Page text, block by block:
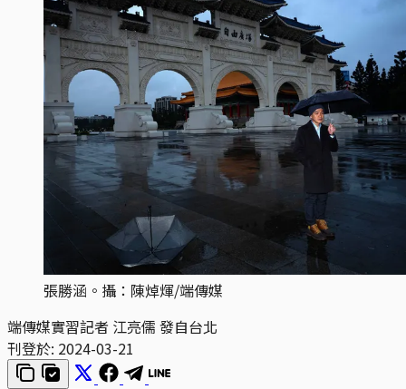
張勝涵。攝：陳焯煇/端傳媒
端傳媒實習記者 江亮儒 發自台北
刊登於: 2024-03-21